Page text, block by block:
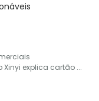
explica cartão ...